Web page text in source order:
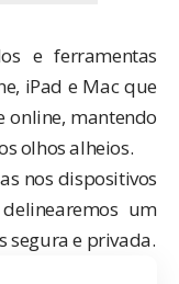
e ferramentas
iPad e Mac que
online, mantendo
olhos alheios.
nos dispositivos
um
segura e privada.